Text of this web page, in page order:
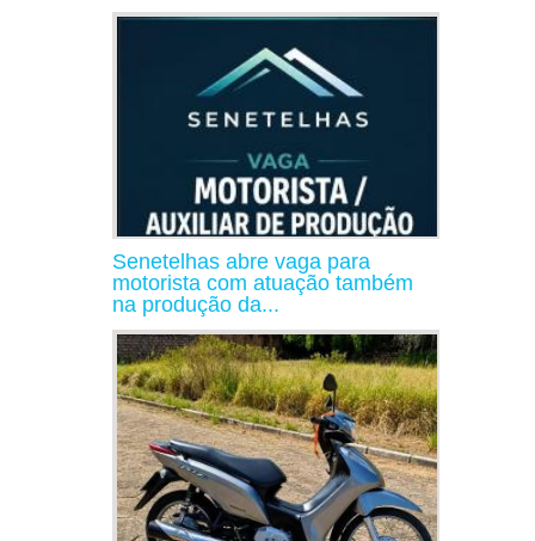
Senetelhas abre vaga para
motorista com atuação também
na produção da...